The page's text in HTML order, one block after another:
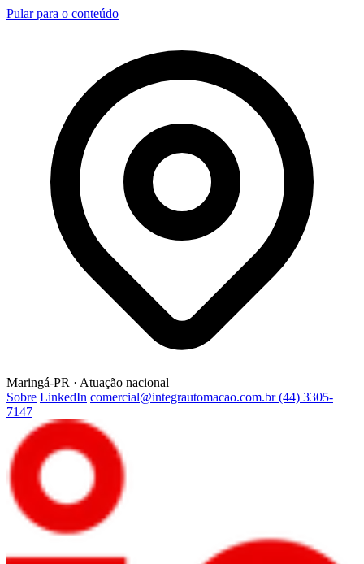
Pular para o conteúdo
Maringá-PR · Atuação nacional
Sobre LinkedIn comercial@integrautomacao.com.br(44) 3305-
7147